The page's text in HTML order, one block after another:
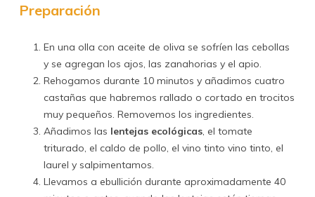
Preparación
En una olla con aceite de oliva se sofríen las cebollas
y se agregan los ajos, las zanahorias y el apio.
Rehogamos durante 10 minutos y añadimos cuatro
castañas que habremos rallado o cortado en trocitos
muy pequeños. Removemos los ingredientes.
Añadimos las lentejas ecológicas, el tomate
triturado, el caldo de pollo, el vino tinto vino tinto, el
laurel y salpimentamos.
Llevamos a ebullición durante aproximadamente 40